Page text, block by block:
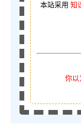
本站采用 知
你以